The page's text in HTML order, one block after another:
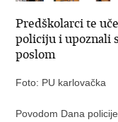
Predškolarci te
policiju i upoznali
poslom
Foto: PU karlovačka
Povodom Dana